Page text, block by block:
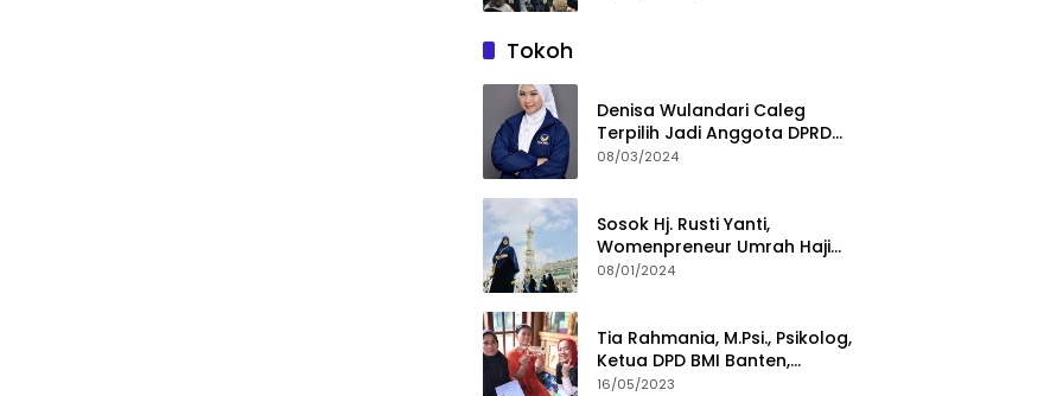
Tokoh
Denisa Wulandari Caleg
Terpilih Jadi Anggota DPRD
Termuda Periode 2024-2029
08/03/2024
Sosok Hj. Rusti Yanti,
Womenpreneur Umrah Haji
Yang Gigih Syiarkan Baitullah
08/01/2024
Tia Rahmania, M.Psi., Psikolog,
Ketua DPD BMI Banten,
membawa Program Layanan
16/05/2023